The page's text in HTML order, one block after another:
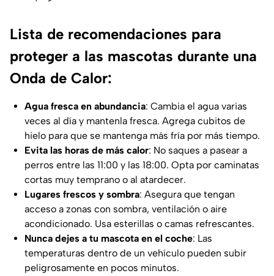
Lista de recomendaciones para
proteger a las mascotas durante una
Onda de Calor:
Agua fresca en abundancia: Cambia el agua varias
veces al día y mantenla fresca. Agrega cubitos de
hielo para que se mantenga más fría por más tiempo.
Evita las horas de más calor: No saques a pasear a
perros entre las 11:00 y las 18:00. Opta por caminatas
cortas muy temprano o al atardecer.
Lugares frescos y sombra: Asegura que tengan
acceso a zonas con sombra, ventilación o aire
acondicionado. Usa esterillas o camas refrescantes.
Nunca dejes a tu mascota en el coche: Las
temperaturas dentro de un vehículo pueden subir
peligrosamente en pocos minutos.